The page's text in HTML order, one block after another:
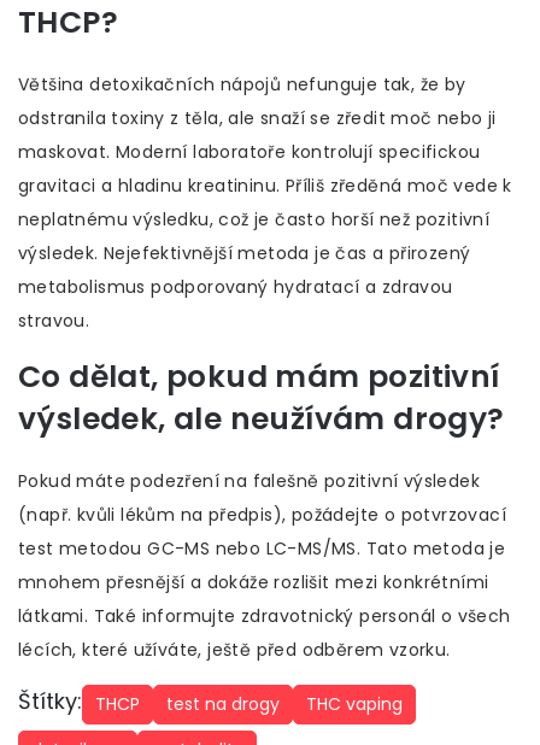
THCP?
Většina detoxikačních nápojů nefunguje tak, že by
odstranila toxiny z těla, ale snaží se zředit moč nebo ji
maskovat. Moderní laboratoře kontrolují specifickou
gravitaci a hladinu kreatininu. Příliš zředěná moč vede k
neplatnému výsledku, což je často horší než pozitivní
výsledek. Nejefektivnější metoda je čas a přirozený
metabolismus podporovaný hydratací a zdravou
stravou.
Co dělat, pokud mám pozitivní
výsledek, ale neužívám drogy?
Pokud máte podezření na falešně pozitivní výsledek
(např. kvůli lékům na předpis), požádejte o potvrzovací
test metodou GC-MS nebo LC-MS/MS. Tato metoda je
mnohem přesnější a dokáže rozlišit mezi konkrétními
látkami. Také informujte zdravotnický personál o všech
lécích, které užíváte, ještě před odběrem vzorku.
Štítky: THCP test na drogy
THC vaping